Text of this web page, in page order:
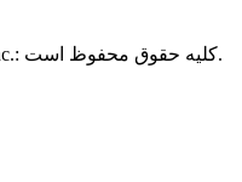
© Copyright - 2010-2021 Etagtron, Inc.: کلیه حقوق محفوظ است.